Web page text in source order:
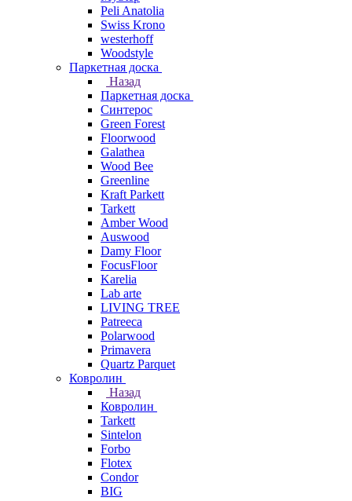
Peli Anatolia
Swiss Krono
westerhoff
Woodstyle
Паркетная доска
Назад
Паркетная доска
Синтерос
Green Forest
Floorwood
Galathea
Wood Bee
Greenline
Kraft Parkett
Tarkett
Amber Wood
Auswood
Damy Floor
FocusFloor
Karelia
Lab arte
LIVING TREE
Patreeca
Polarwood
Primavera
Quartz Parquet
Ковролин
Назад
Ковролин
Tarkett
Sintelon
Forbo
Flotex
Condor
BIG